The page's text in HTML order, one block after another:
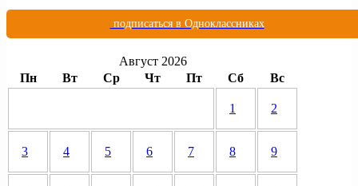
подписаться в Одноклассниках
Август 2026
Пн
Вт Ср Чт Пт Сб Вс
1 2
3 4 5 6 7 8 9